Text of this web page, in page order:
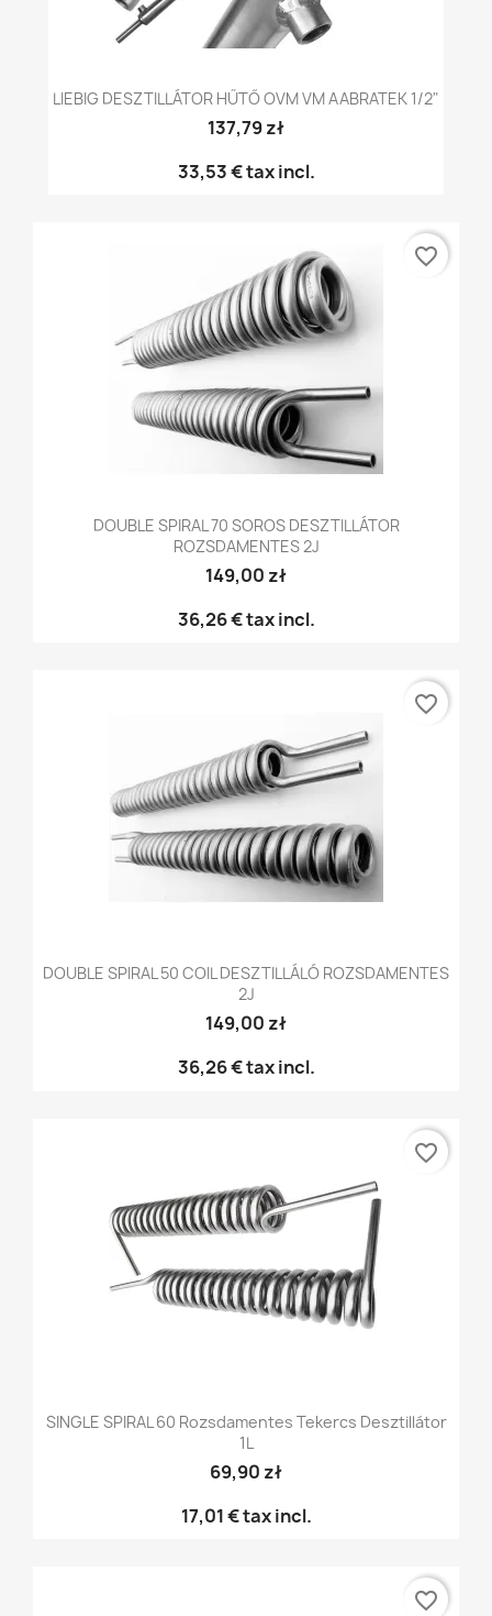
LIEBIG DESZTILLÁTOR HŰTŐ OVM VM AABRATEK 1/2"
137,79 zł
33,53 €tax incl.
DOUBLE SPIRAL 70 SOROS DESZTILLÁTOR
ROZSDAMENTES 2J
149,00 zł
36,26 €tax incl.
favorite_border
DOUBLE SPIRAL 50 COIL DESZTILLÁLÓ ROZSDAMENTES
2J
149,00 zł
36,26 €tax incl.
favorite_border
SINGLE SPIRAL 60 Rozsdamentes Tekercs Desztillátor
1L
69,90 zł
17,01 €tax incl.
favorite_border
favorite_border